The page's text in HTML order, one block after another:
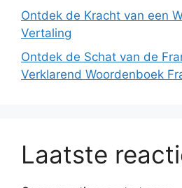
Ontdek de Kracht van een
Vertaling
Ontdek de Schat van de
Verklarend Woordenboek
Laatste